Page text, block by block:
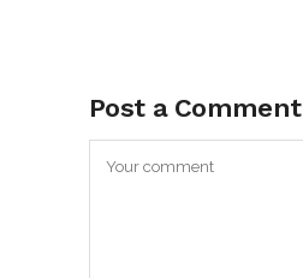
Post a Comment